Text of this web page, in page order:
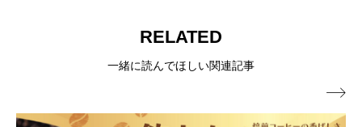
RELATED
一緒に読んでほしい関連記事
